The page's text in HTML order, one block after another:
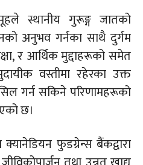
स्थानीय गुरूङ्ग जातको
अनुभव गर्नका साथै दुर्गम
र आर्थिक मुद्दाहरूको समेत
दायीक वस्तीमा रहेरका उक्त
गर्न सकिने परिणामहरूको
छ।
क्यानेडियन फुडग्रेन्सबैंकद्वारा